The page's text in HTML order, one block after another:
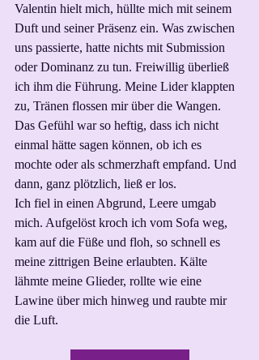
Valentin hielt mich, hüllte mich mit seinem
Duft und seiner Präsenz ein. Was zwischen
uns passierte, hatte nichts mit Submission
oder Dominanz zu tun. Freiwillig überließ
ich ihm die Führung. Meine Lider klappten
zu, Tränen flossen mir über die Wangen.
Das Gefühl war so heftig, dass ich nicht
einmal hätte sagen können, ob ich es
mochte oder als schmerzhaft empfand. Und
dann, ganz plötzlich, ließ er los.
Ich fiel in einen Abgrund, Leere umgab
mich. Aufgelöst kroch ich vom Sofa weg,
kam auf die Füße und floh, so schnell es
meine zittrigen Beine erlaubten. Kälte
lähmte meine Glieder, rollte wie eine
Lawine über mich hinweg und raubte mir
die Luft.